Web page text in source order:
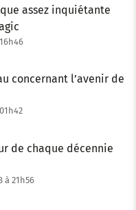
assez inquiétante
concernant l’avenir de
de chaque décennie
à 21h56